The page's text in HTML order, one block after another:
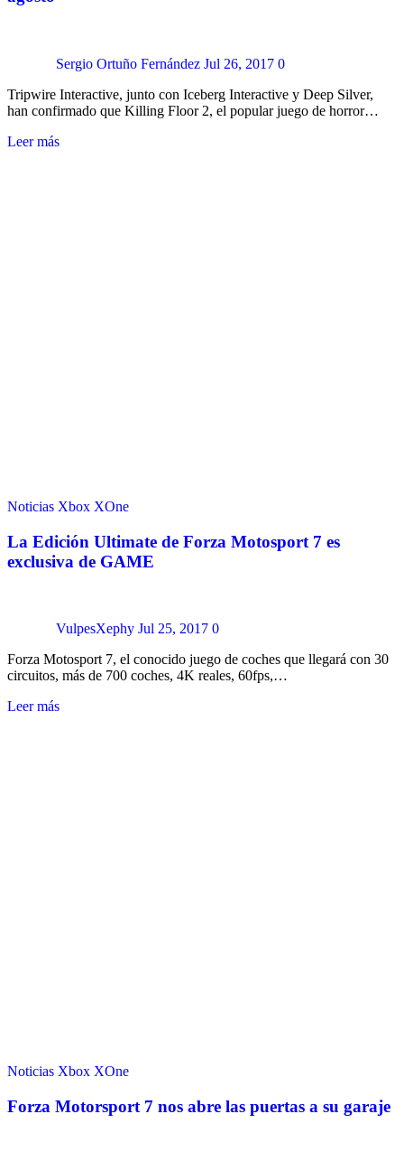
Sergio Ortuño Fernández Jul 26, 2017 0
Tripwire Interactive, junto con Iceberg Interactive y Deep Silver,
han confirmado que Killing Floor 2, el popular juego de horror…
Leer más
Noticias Xbox XOne
La Edición Ultimate de Forza Motosport 7 es
exclusiva de GAME
VulpesXephy Jul 25, 2017 0
Forza Motosport 7, el conocido juego de coches que llegará con 30
circuitos, más de 700 coches, 4K reales, 60fps,…
Leer más
Noticias Xbox XOne
Forza Motorsport 7 nos abre las puertas a su garaje